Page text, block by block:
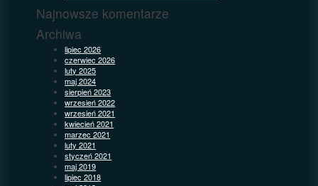
Najnowsze komentarze
Archiwa
lipiec 2026
czerwiec 2026
luty 2025
maj 2024
sierpień 2023
wrzesień 2022
wrzesień 2021
kwiecień 2021
marzec 2021
luty 2021
styczeń 2021
maj 2019
lipiec 2018